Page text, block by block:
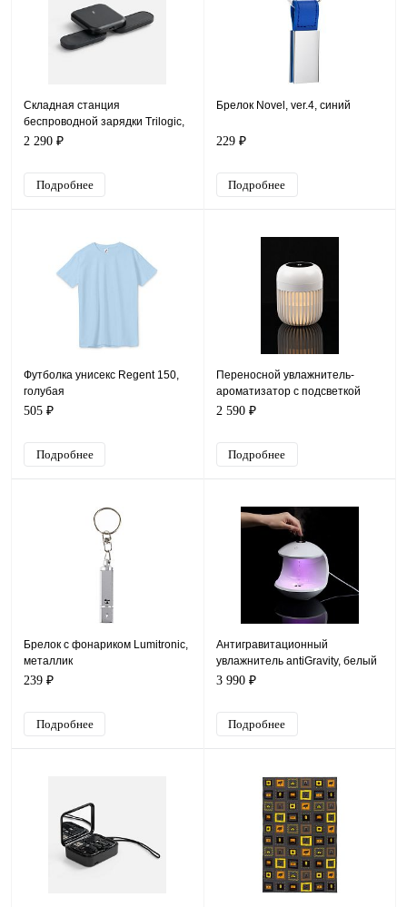
Складная станция
беспроводной зарядки Trilogic,
черная
2 290 ₽
Подробнее
Брелок Novel, ver.4, синий
229 ₽
Подробнее
Футболка унисекс Regent 150,
голубая
505 ₽
Подробнее
Переносной увлажнитель-
ароматизатор с подсветкой
PH11, белый
2 590 ₽
Подробнее
Брелок с фонариком Lumitronic,
металлик
239 ₽
Подробнее
Антигравитационный
увлажнитель antiGravity, белый
3 990 ₽
Подробнее